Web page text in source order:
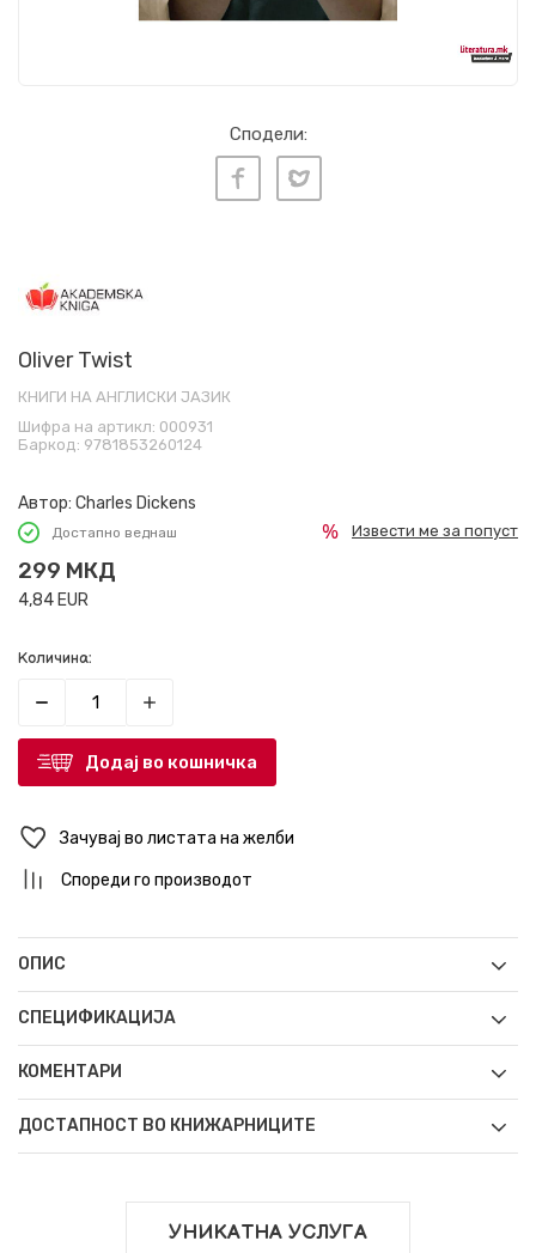
Сподели:
Oliver Twist
КНИГИ НА АНГЛИСКИ ЈАЗИК
Шифра на артикл: 000931
Баркод: 9781853260124
Автор: Charles Dickens
Достапно веднаш
299 МКД
4,84EUR
Извести ме за попуст
Количина:
Додај во кошничка
Зачувај во листата на желби
Спореди го производот
ОПИС
СПЕЦИФИКАЦИЈА
КОМЕНТАРИ
ДОСТАПНОСТ ВО КНИЖАРНИЦИТЕ
УНИКАТНА УСЛУГА